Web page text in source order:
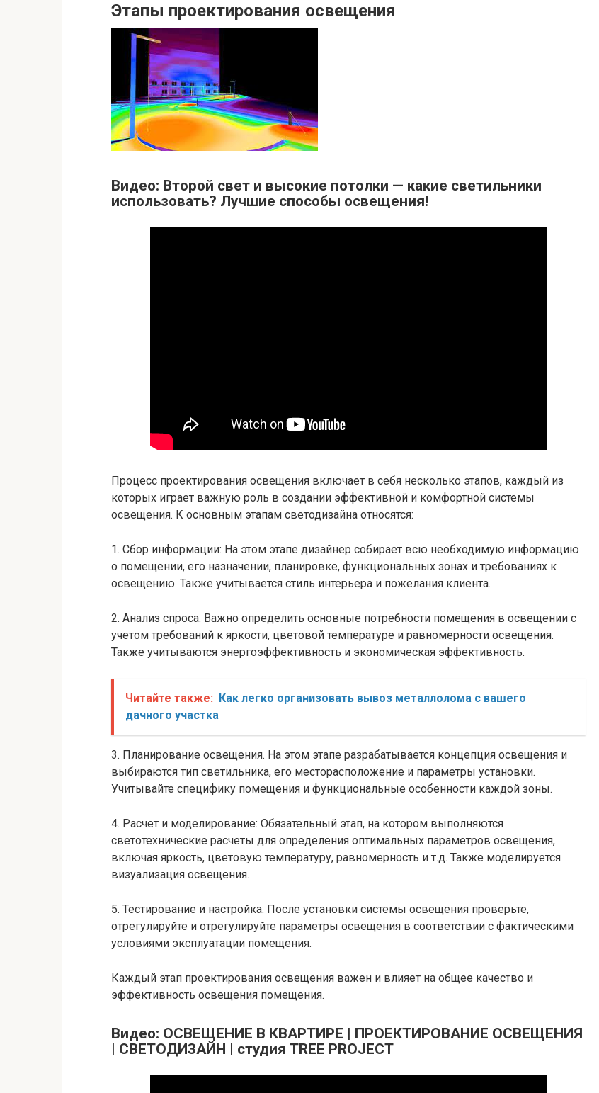
Этапы проектирования освещения
Видео: Второй свет и высокие потолки — какие светильники
использовать? Лучшие способы освещения!
Процесс проектирования освещения включает в себя несколько этапов, каждый из
которых играет важную роль в создании эффективной и комфортной системы
освещения. К основным этапам светодизайна относятся:
1. Сбор информации: На этом этапе дизайнер собирает всю необходимую информацию
о помещении, его назначении, планировке, функциональных зонах и требованиях к
освещению. Также учитывается стиль интерьера и пожелания клиента.
2. Анализ спроса. Важно определить основные потребности помещения в освещении с
учетом требований к яркости, цветовой температуре и равномерности освещения.
Также учитываются энергоэффективность и экономическая эффективность.
Читайте также:
Как легко организовать вывоз металлолома с вашего
дачного участка
3. Планирование освещения. На этом этапе разрабатывается концепция освещения и
выбираются тип светильника, его месторасположение и параметры установки.
Учитывайте специфику помещения и функциональные особенности каждой зоны.
4. Расчет и моделирование: Обязательный этап, на котором выполняются
светотехнические расчеты для определения оптимальных параметров освещения,
включая яркость, цветовую температуру, равномерность и т.д. Также моделируется
визуализация освещения.
5. Тестирование и настройка: После установки системы освещения проверьте,
отрегулируйте и отрегулируйте параметры освещения в соответствии с фактическими
условиями эксплуатации помещения.
Каждый этап проектирования освещения важен и влияет на общее качество и
эффективность освещения помещения.
Видео: ОСВЕЩЕНИЕ В КВАРТИРЕ | ПРОЕКТИРОВАНИЕ ОСВЕЩЕНИЯ
| СВЕТОДИЗАЙН | студия TREE PROJECT